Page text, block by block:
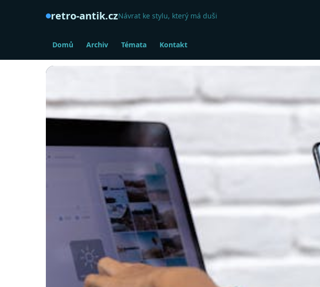
retro-antik.czNávrat ke stylu, který má duši
Domů Archiv Témata Kontakt